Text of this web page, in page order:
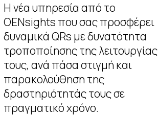
Η νέα υπηρεσία από το
OENsights που σας προσφέρει
δυναμικά QRs με δυνατότητα
τροποποίησης της λειτουργίας
τους, ανά πάσα στιγμή και
παρακολούθηση της
δραστηριότητάς τους σε
πραγματικό χρόνο.